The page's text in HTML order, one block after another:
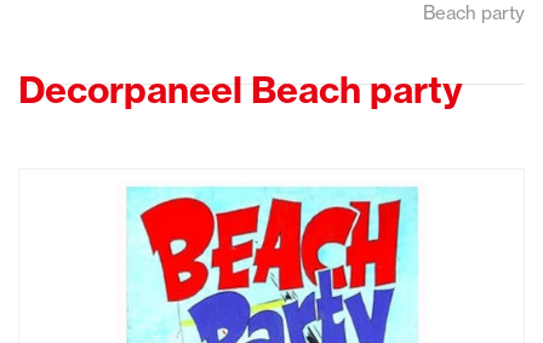
Beach party
Decorpaneel Beach party